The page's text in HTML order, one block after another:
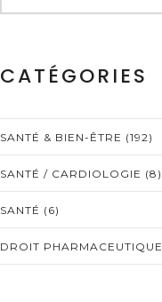
CATÉGORIES
SANTÉ & BIEN-ÊTRE (192)
SANTÉ / CARDIOLOGIE (8)
SANTÉ (6)
DROIT PHARMACEUTIQUE